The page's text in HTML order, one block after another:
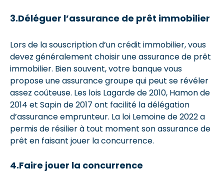
3.Déléguer l’assurance de prêt immobilier
Lors de la souscription d’un crédit immobilier, vous
devez généralement choisir une assurance de prêt
immobilier. Bien souvent, votre banque vous
propose une assurance groupe qui peut se révéler
assez coûteuse. Les lois Lagarde de 2010, Hamon de
2014 et Sapin de 2017 ont facilité la délégation
d’assurance emprunteur. La loi Lemoine de 2022 a
permis de résilier à tout moment son assurance de
prêt en faisant jouer la concurrence.
4.Faire jouer la concurrence